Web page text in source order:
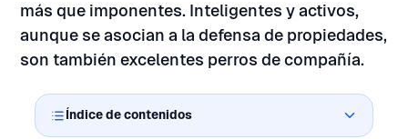
más que imponentes. Inteligentes y activos,
aunque se asocian a la defensa de propiedades,
son también excelentes perros de compañía.
Índice de contenidos